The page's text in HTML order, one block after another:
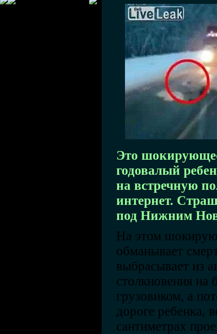
Это
годовалый
на встречную
интернет.
под Нижним
На этом
обманывает
выбрасывает из
столкновения на
грузовиком, а
дороге ребенка,
сантиметрах